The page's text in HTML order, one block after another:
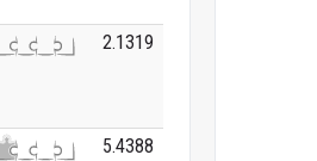
2.1319
5.4388